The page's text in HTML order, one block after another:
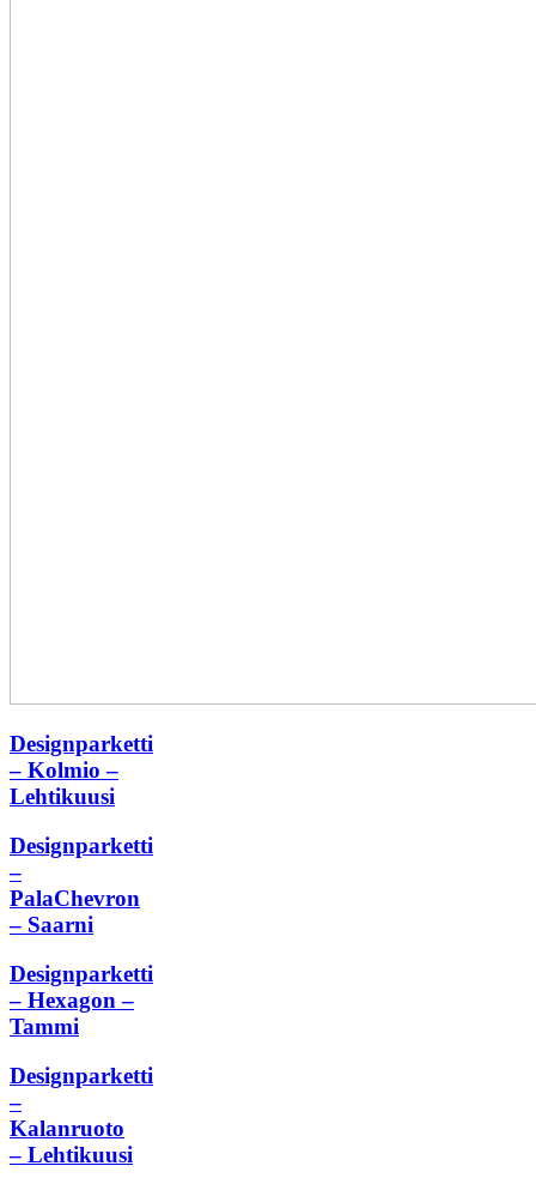
Designparketti
– Kolmio –
Lehtikuusi
Designparketti
–
PalaChevron
– Saarni
Designparketti
– Hexagon –
Tammi
Designparketti
–
Kalanruoto
– Lehtikuusi